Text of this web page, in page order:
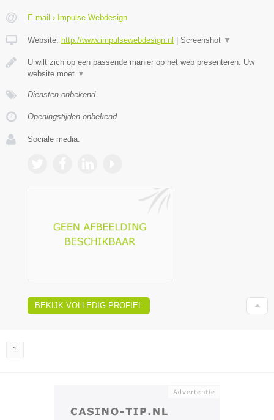
E-mail › Impulse Webdesign
Website: http://www.impulsewebdesign.nl | Screenshot ▼
U wilt zich op een passende manier op het web presenteren. Uw
website moet ▼
Diensten onbekend
Openingstijden onbekend
Sociale media:
BEKIJK VOLLEDIG PROFIEL
1